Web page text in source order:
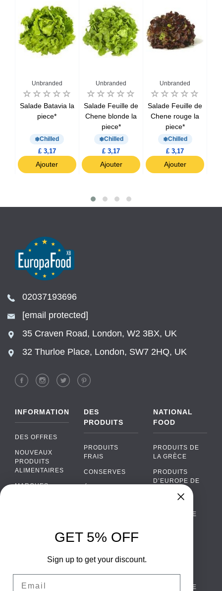
Unbranded
Salade Batavia la
piece*
Chilled
£ 3,17
Ajouter
Unbranded
Salade Feuille de
Chene blonde la
piece*
Chilled
£ 3,17
Ajouter
Unbranded
Salade Feuille de
Chene rouge la
piece*
Chilled
£ 3,17
Ajouter
02037193696
[email protected]
35 Craven Road, London, W2 3BX, UK
32 Thurloe Place, London, SW7 2HQ, UK
INFORMATION
DES OFFRES
NOUVEAUX
PRODUITS
ALIMENTAIRES
MARQUES
CONTACTEZ
TERMES ET
DES
PRODUITS
PRODUITS
FRAIS
CONSERVES
ALCOOL
ALIMENTAIRES
NATIONAL
FOOD
PRODUITS DE
LA GRÈCE
PRODUITS
D’EUROPE DE
PORTUGAISE
SCANDINAVE
WhatsApp
Facebook Messenger
GET 5% OFF
Sign up to get your discount.